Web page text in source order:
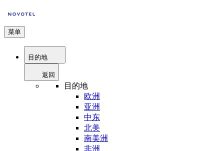
菜单
目的地
返回
目的地
欧洲
亚洲
中东
北美
南美洲
非洲